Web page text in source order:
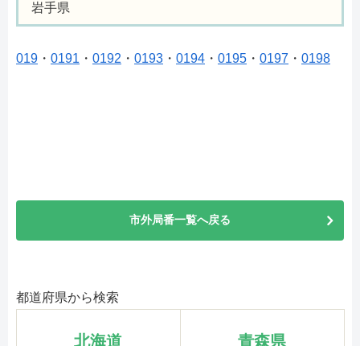
岩手県
019 ・ 0191 ・ 0192 ・ 0193 ・ 0194 ・ 0195 ・ 0197 ・ 0198
市外局番一覧へ戻る
都道府県から検索
北海道 青森県